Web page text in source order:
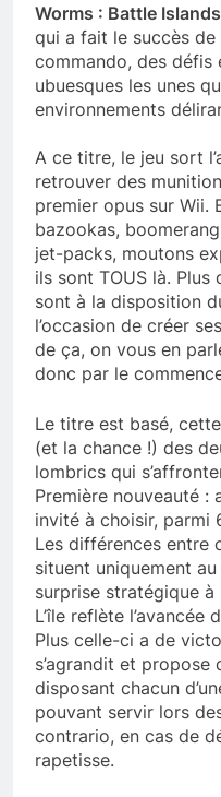
Worms : Battle Islands
qui a fait le succès de
commando, des défis
ubuesques les unes
environnements
A ce titre, le jeu sort
retrouver des
premier opus sur Wii.
bazookas,
jet-packs, moutons
ils sont TOUS là.
sont à la disposition
l’occasion de créer
de ça, on vous en
donc par le
Le titre est basé,
(et la chance !) des
lombrics qui
Première nouveauté :
invité à choisir, parmi
Les différences entre
situent uniquement
surprise stratégique à
L’île reflète l’avancée
Plus celle-ci a de
s’agrandit et propose
disposant chacun
pouvant servir lors
contrario, en cas de
rapetisse.